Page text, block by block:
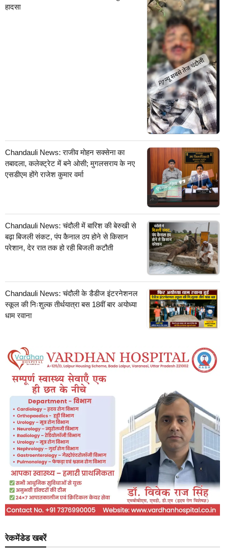
हादसा
Chandauli News: राजीव मोहन सक्सेना का
तबादला, कलेक्ट्रेट में बने ओसी; मुगलसराय के नए
एसडीएम होंगे राजेश कुमार वर्मा
Chandauli News: चंदौली में बारिश की बेरुखी से
बढ़ा बिजली संकट, पंप कैनाल ठप होने से किसान
परेशान, देर रात तक हो रही बिजली कटौती
Chandauli News: चंदौली के डैडीज इंटरनेशनल
स्कूल की निःशुल्क तीर्थयात्रा बस 18वीं बार अयोध्या
धाम रवाना
रेकमेंडेड खबरें